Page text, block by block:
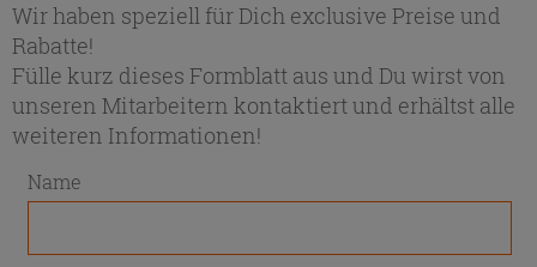
Wir haben speziell für Dich exclusive Preise und
Rabatte!
Fülle kurz dieses Formblatt aus und Du wirst von
unseren Mitarbeitern kontaktiert und erhältst alle
weiteren Informationen!
Name